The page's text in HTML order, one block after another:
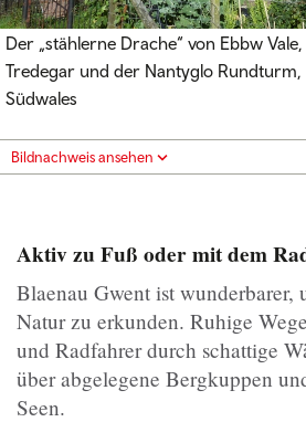
Der „stählerne Drache“ von Ebbw
Tredegar und der Nantyglo Rundturm,
Südwales
Bildnachweis ansehen
Aktiv zu Fuß oder mit dem
Blaenau Gwent ist wunderbarer,
Natur zu erkunden. Ruhige
und Radfahrer durch schattige
über abgelegene Bergkuppen
Seen.